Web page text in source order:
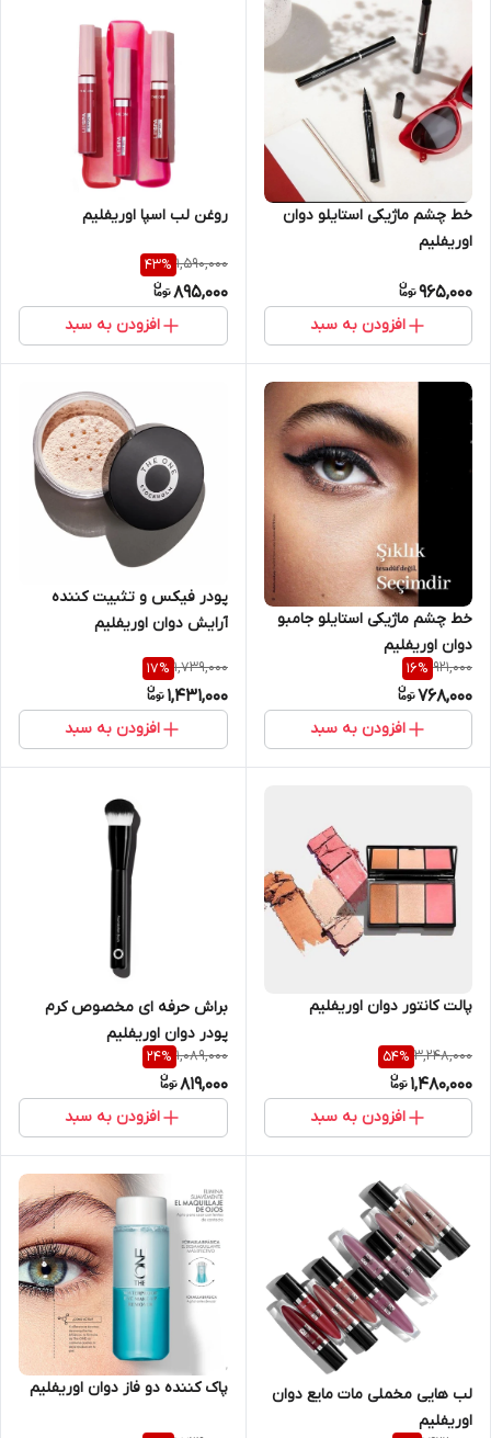
خط چشم ماژیکی استایلو دوان
اوریفلیم
965,000
افزودن به سبد
روغن لب اسپا اوریفلیم
1,590,000
43%
895,000
افزودن به سبد
خط چشم ماژیکی استایلو جامبو
دوان اوریفلیم
921,000
16%
768,000
افزودن به سبد
پودر فیکس و تثبیت کننده
آرایش دوان اوریفلیم
1,739,000
17%
1,431,000
افزودن به سبد
پالت کانتور دوان اوریفلیم
3,248,000
54%
1,480,000
افزودن به سبد
براش حرفه ای مخصوص کرم
پودر دوان اوریفلیم
1,089,000
24%
819,000
افزودن به سبد
لب هایی مخملی مات مایع دوان
اوریفلیم
پاک کننده دو فاز دوان اوریفلیم